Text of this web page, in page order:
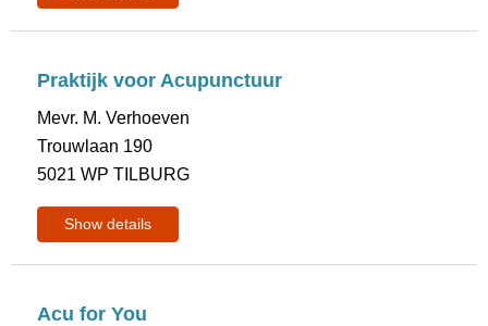
Praktijk voor Acupunctuur
Mevr. M. Verhoeven
Trouwlaan 190
5021 WP TILBURG
Show details
Acu for You